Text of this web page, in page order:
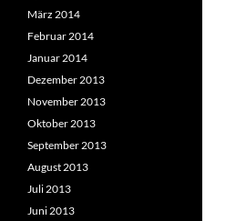
März 2014
Februar 2014
Januar 2014
Dezember 2013
November 2013
Oktober 2013
September 2013
August 2013
Juli 2013
Juni 2013